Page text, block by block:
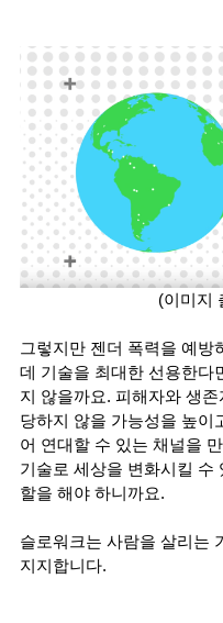
(이미지
그렇지만 젠더 폭력을 예방
데 기술을 최대한 선용한다
지 않을까요. 피해자와 생
당하지 않을 가능성을 높이
어 연대할 수 있는 채널을
기술로 세상을 변화시킬 수
할을 해야 하니까요.
슬로워크는 사람을 살리는
지지합니다.